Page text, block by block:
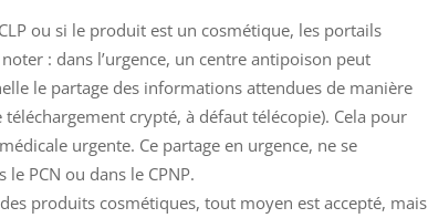
ou si le produit est un cosmétique, les portails
: dans l’urgence, un centre antipoison peut
le partage des informations attendues de manière
crypté, à défaut télécopie). Cela pour
urgente. Ce partage en urgence, ne se
PCN ou dans le CPNP.
produits cosmétiques, tout moyen est accepté, mais